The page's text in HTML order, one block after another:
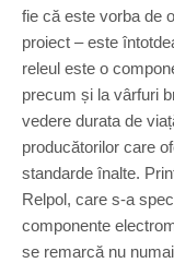
fie că este vorba de
proiect – este
releul este o
precum și la vârfuri
vedere durata de
producătorilor care
standarde înalte.
Relpol, care s-a
componente
se remarcă nu